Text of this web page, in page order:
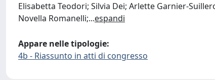
Elisabetta Teodori; Silvia Dei; Arlette Garnier-
Novella Romanelli;...espandi
Appare nelle tipologie:
4b - Riassunto in atti di congresso